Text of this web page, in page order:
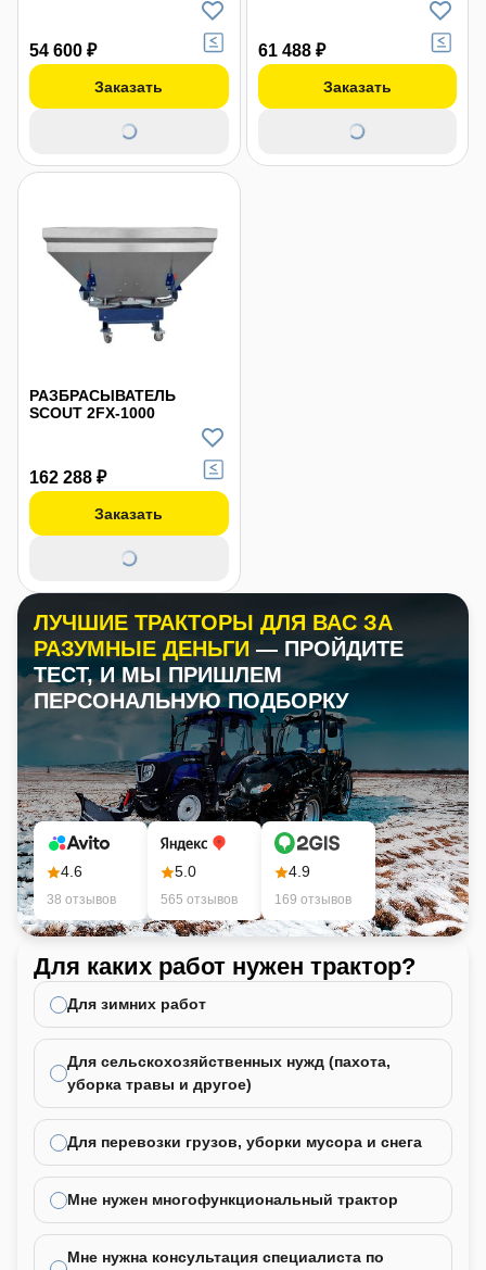
54 600 ₽
Заказать
61 488 ₽
Заказать
РАЗБРАСЫВАТЕЛЬ
SCOUT 2FX-1000
162 288 ₽
Заказать
ЛУЧШИЕ ТРАКТОРЫ ДЛЯ ВАС ЗА
РАЗУМНЫЕ ДЕНЬГИ — ПРОЙДИТЕ
ТЕСТ, И МЫ ПРИШЛЕМ
ПЕРСОНАЛЬНУЮ ПОДБОРКУ
4.6
38 отзывов
5.0
565 отзывов
4.9
169 отзывов
Для каких работ нужен трактор?
Для зимних работ
Для сельскохозяйственных нужд (пахота,
уборка травы и другое)
Для перевозки грузов, уборки мусора и снега
Мне нужен многофункциональный трактор
Мне нужна консультация специалиста по